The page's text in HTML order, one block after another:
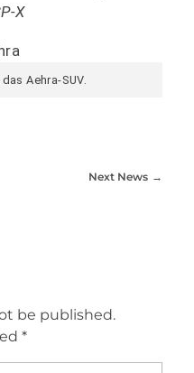
X
Aehra-SUV.
Next News
be published.
*